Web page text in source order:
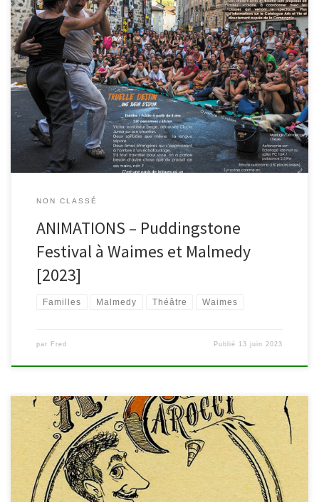
(Quasi) tous les jeudis de l’été, retrouvez les bibliothèques dans
les parcs pour la quatrième édition du « Puddingstone Festival »,
le festival des arts vivants à Malmedy et Waimes. Au programme :
lectures, contes, spectacle clownesque, musique, marionnettes,
théâtre de rue… A vos yeux et vos oreilles ! Nous […]
NON CLASSÉ
ANIMATIONS – Puddingstone
Festival à Waimes et Malmedy
[2023]
Familles Malmedy Théâtre Waimes
par Fred Publié 13 juin 2023
A l’occasion des portes-ouvertes de la Commune de Waimes, la
bibliothèque vous propose le spectacle de rue « Chantier
Domino », le dimanche 4 juin, à 15h. Bienvenue sur le Chantier
Domino ! Préparez-vous à découvrir un projet